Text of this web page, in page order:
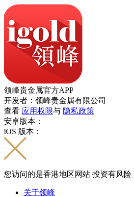
领峰贵金属官方APP
开发者：领峰贵金属有限公司
查看 应用权限与 隐私政策
安卓版本：
iOS 版本：
您访问的是香港地区网站 投资有风险
关于领峰